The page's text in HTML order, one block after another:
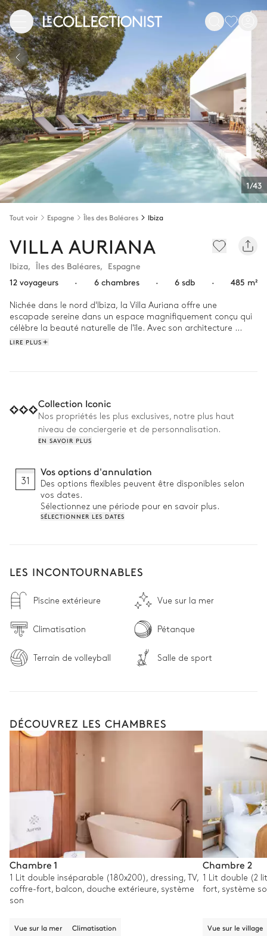
1/43
Tout voir Espagne Îles des Baléares Ibiza
VILLA AURIANA
Ibiza, Îles des Baléares, Espagne
12 voyageurs
· 6 chambres · 6 sdb · 485 m²
Nichée dans le nord d'Ibiza, la Villa Auriana offre une
escapade sereine dans un espace magnifiquement conçu qui
célèbre la beauté naturelle de l'île. Avec son architecture
minimaliste, elle s'harmonise parfaitement avec son
Lorsque la journée se réchauffe, rassemblez vos amis ou votre
famille pour une partie de pétanque amicale ou un match
animé sur le terrain de volley-ball. L'après-midi, faites une
pause sur la terrasse spacieuse, l'endroit idéal pour se
terrain de jeu, ce qui garantit un divertissement pour tous les
âges. À la tombée de la nuit, vous pourrez vous retrouver
pour un délicieux repas barbecue sous les étoiles, la façon
idéale de terminer la journée.
LIRE PLUS
Collection Iconic
Nos propriétés les plus exclusives, notre plus haut
niveau de conciergerie et de personnalisation.
EN SAVOIR PLUS
31
Vos options d'annulation
Des options flexibles peuvent être disponibles selon
vos dates.
Sélectionnez une période pour en savoir plus.
SÉLECTIONNER LES DATES
LES INCONTOURNABLES
Piscine extérieure Vue sur la mer
Climatisation Pétanque
Terrain de volleyball Salle de sport
DÉCOUVREZ LES CHAMBRES
Chambre 1
1 Lit double inséparable (180x200), dressing, TV,
coffre-fort, balcon, douche extérieure, système
son
Vue sur la mer Climatisation
Chambre 2
1 Lit double (2
fort, système
Vue sur le village